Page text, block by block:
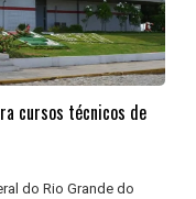
cursos técnicos de
do Rio Grande do